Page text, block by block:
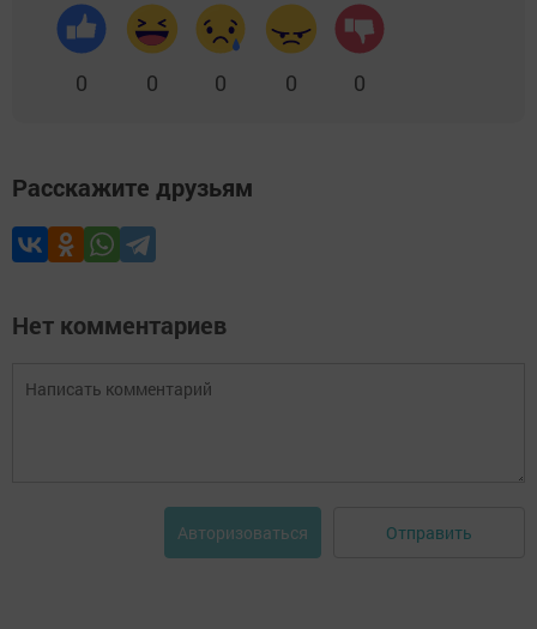
0 0 0 0 0
Расскажите друзьям
Нет комментариев
Авторизоваться Отправить